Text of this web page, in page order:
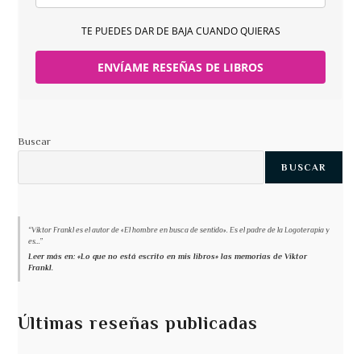
TE PUEDES DAR DE BAJA CUANDO QUIERAS
ENVÍAME RESEÑAS DE LIBROS
Buscar
BUSCAR
“Viktor Frankl es el autor de «El hombre en busca de sentido». Es el padre de la Logoterapia y
es...”
Leer más en: «Lo que no está escrito en mis libros» las memorias de Viktor
Frankl.
Últimas reseñas publicadas